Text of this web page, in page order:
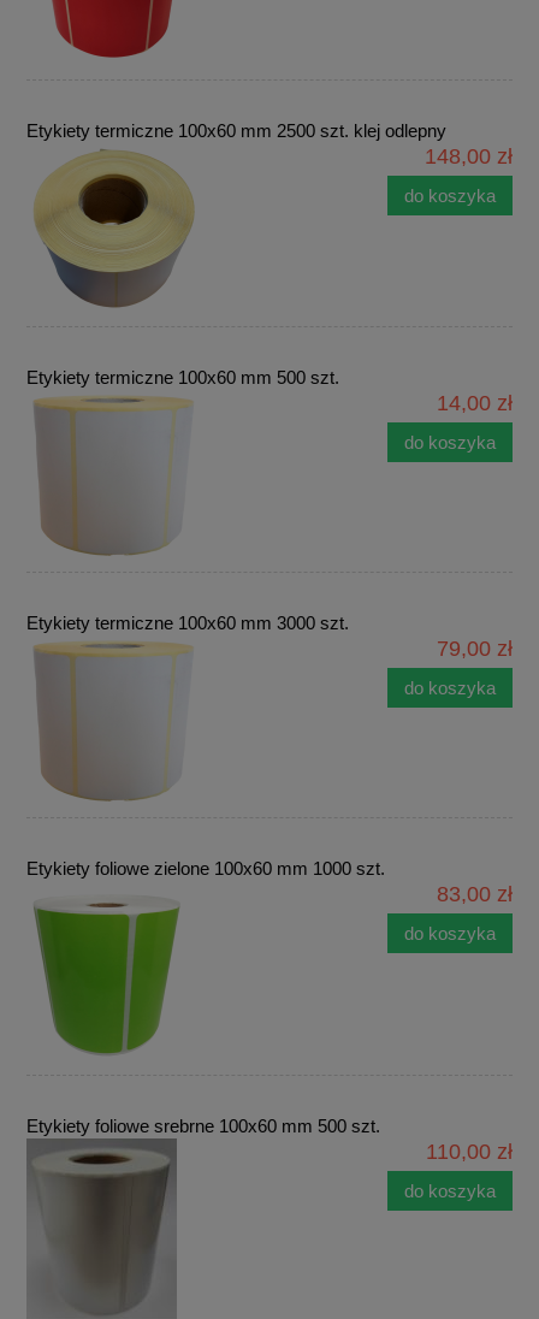
Etykiety termiczne 100x60 mm 2500 szt. klej odlepny
148,00 zł
do koszyka
Etykiety termiczne 100x60 mm 500 szt.
14,00 zł
do koszyka
Etykiety termiczne 100x60 mm 3000 szt.
79,00 zł
do koszyka
Etykiety foliowe zielone 100x60 mm 1000 szt.
83,00 zł
do koszyka
Etykiety foliowe srebrne 100x60 mm 500 szt.
110,00 zł
do koszyka